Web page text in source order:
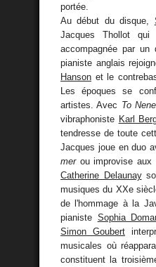
portée.
Au début du disque,
Jacques Thollot
accompagnée par
pianiste anglais
Hanson et le
Les époques se
artistes. Avec To
vibraphoniste Karl
tendresse de toute
Jacques joue en duo
merou improvise aux
Catherine Delaunay
musiques du XXe
de l'hommage à la
pianiste Sophia
Simon Goubert
musicales où
constituent la